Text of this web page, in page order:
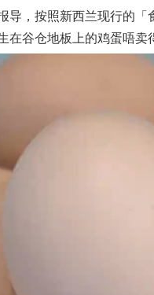
导，按照新西兰现行的
在谷仓地板上的鸡蛋唔卖